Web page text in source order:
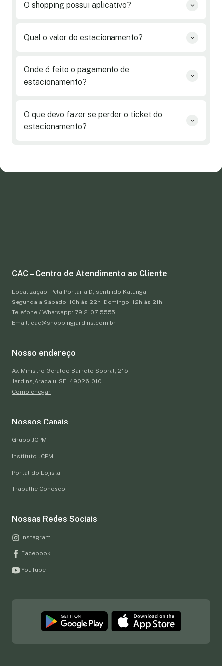
O shopping possui aplicativo?
Qual o valor do estacionamento?
Onde é feito o pagamento de
estacionamento?
O que devo fazer se perder o ticket do
estacionamento?
CAC – Centro de Atendimento ao Cliente
Localização: Pela Portaria D, sentindo Kalunga.
Segunda a Sábado: 10h às 22h - Domingo: 12h às 21h
Telefone / Whatsapp: 79 2107-5555
Email: cac@shoppingjardins.com.br
Nosso endereço
Av. Ministro Geraldo Barreto Sobral, 215
Jardins,Aracaju - SE, 49026-010
Como chegar
Nossos Canais
Grupo JCPM
Instituto JCPM
Portal do Lojista
Trabalhe Conosco
Nossas Redes Sociais
Instagram
Facebook
YouTube